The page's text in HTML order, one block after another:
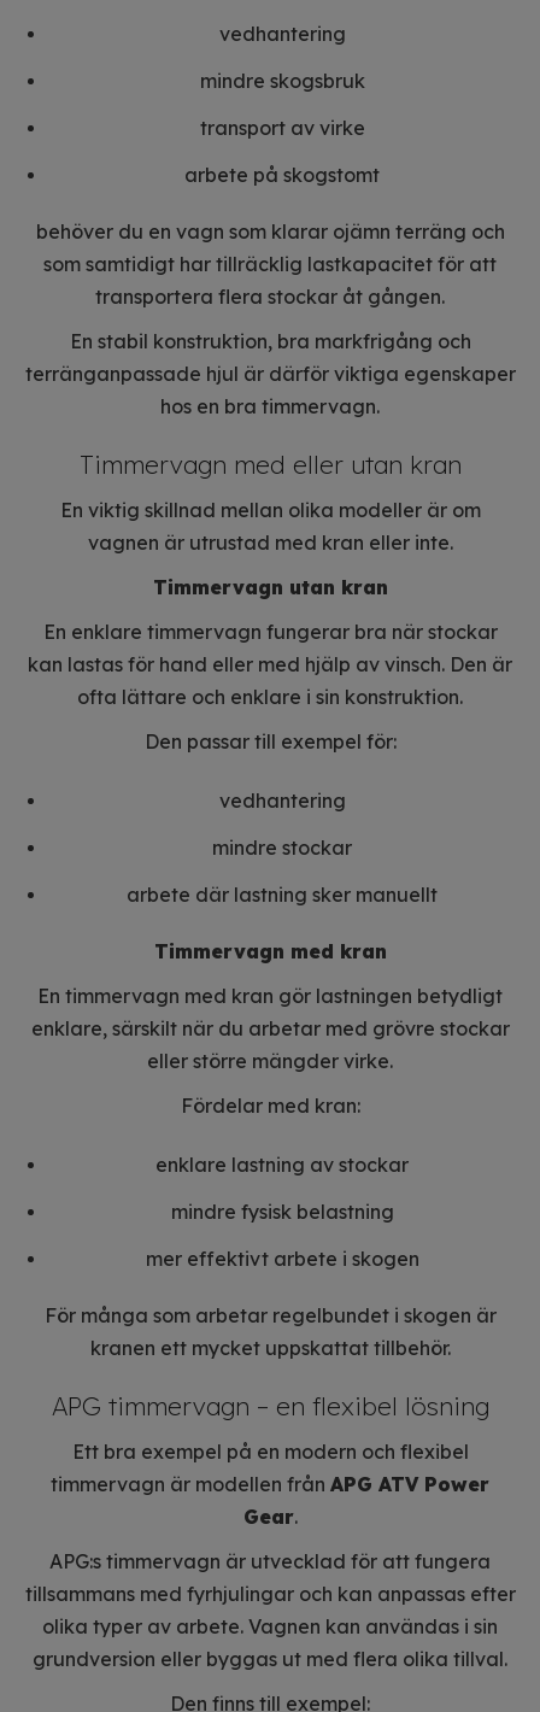
vedhantering
mindre skogsbruk
transport av virke
arbete på skogstomt
behöver du en vagn som klarar ojämn terräng och
som samtidigt har tillräcklig lastkapacitet för att
transportera flera stockar åt gången.
En stabil konstruktion, bra markfrigång och
terränganpassade hjul är därför viktiga egenskaper
hos en bra timmervagn.
Timmervagn med eller utan kran
En viktig skillnad mellan olika modeller är om
vagnen är utrustad med kran eller inte.
Timmervagn utan kran
En enklare timmervagn fungerar bra när stockar
kan lastas för hand eller med hjälp av vinsch. Den är
ofta lättare och enklare i sin konstruktion.
Den passar till exempel för:
vedhantering
mindre stockar
arbete där lastning sker manuellt
Timmervagn med kran
En timmervagn med kran gör lastningen betydligt
enklare, särskilt när du arbetar med grövre stockar
eller större mängder virke.
Fördelar med kran:
enklare lastning av stockar
mindre fysisk belastning
mer effektivt arbete i skogen
För många som arbetar regelbundet i skogen är
kranen ett mycket uppskattat tillbehör.
APG timmervagn – en flexibel lösning
Ett bra exempel på en modern och flexibel
timmervagn är modellen från APG ATV Power
Gear.
APG:s timmervagn är utvecklad för att fungera
tillsammans med fyrhjulingar och kan anpassas efter
olika typer av arbete. Vagnen kan användas i sin
grundversion eller byggas ut med flera olika tillval.
Den finns till exempel: